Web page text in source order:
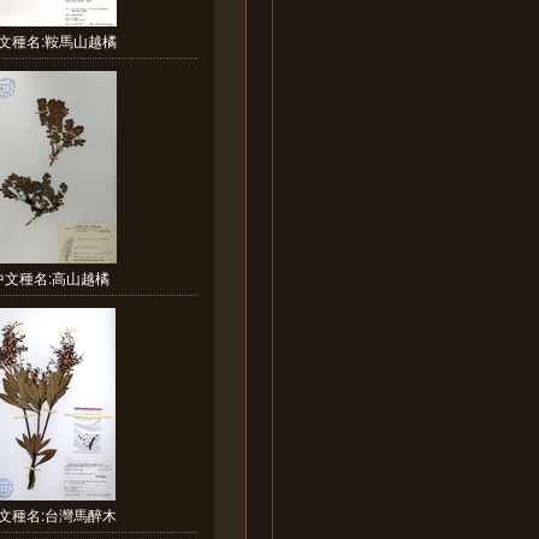
種名:鞍馬山越橘
文種名:高山越橘
種名:台灣馬醉木